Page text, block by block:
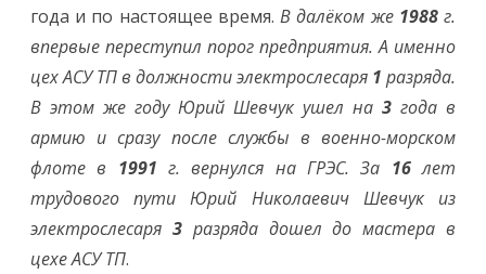
года и по настоящее время.В далёком же 1988г.
впервые переступил порог предприятия. А именно
цех АСУ ТП в должности электрослесаря 1 разряда.
В этом же году Юрий Шевчук ушел на 3 года в
армию и сразу после службы в военно-морском
флоте в 1991 г. вернулся на ГРЭС. За 16лет
трудового пути Юрий Николаевич Шевчук из
электрослесаря 3разряда дошел до мастера в
цехе АСУ ТП.